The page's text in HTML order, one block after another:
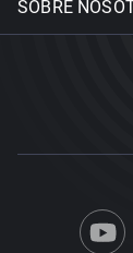
SOBRE